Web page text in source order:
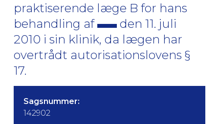
praktiserende læge B for hans
behandling af
den 11. juli
2010 i sin klinik, da lægen har
overtrådt autorisationslovens §
17.
Sagsnummer:
142902